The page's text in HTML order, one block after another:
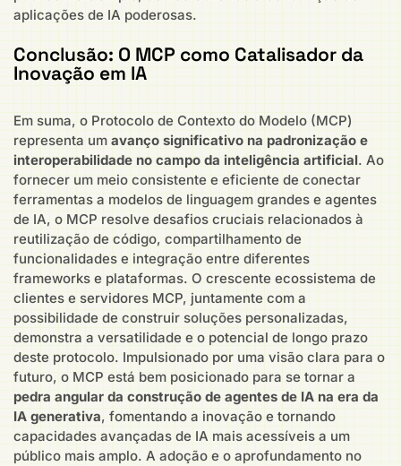
aplicações de IA poderosas.
Conclusão: O MCP como Catalisador da
Inovação em IA
Em suma, o Protocolo de Contexto do Modelo (MCP)
representa um avanço significativo na padronização e
interoperabilidade no campo da inteligência artificial. Ao
fornecer um meio consistente e eficiente de conectar
ferramentas a modelos de linguagem grandes e agentes
de IA, o MCP resolve desafios cruciais relacionados à
reutilização de código, compartilhamento de
funcionalidades e integração entre diferentes
frameworks e plataformas. O crescente ecossistema de
clientes e servidores MCP, juntamente com a
possibilidade de construir soluções personalizadas,
demonstra a versatilidade e o potencial de longo prazo
deste protocolo. Impulsionado por uma visão clara para o
futuro, o MCP está bem posicionado para se tornar a
pedra angular da construção de agentes de IA na era da
IA generativa, fomentando a inovação e tornando
capacidades avançadas de IA mais acessíveis a um
público mais amplo. A adoção e o aprofundamento no